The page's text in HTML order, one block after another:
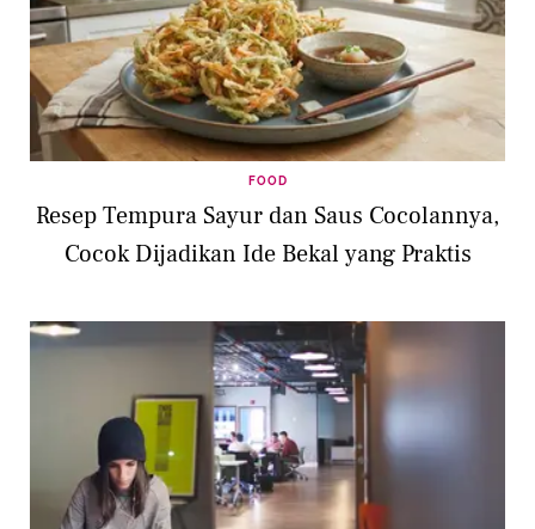
FOOD
Resep Tempura Sayur dan Saus Cocolannya,
Cocok Dijadikan Ide Bekal yang Praktis